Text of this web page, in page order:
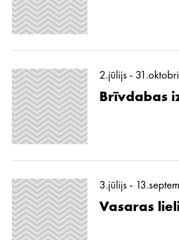
2.jūlijs -
Brīvdabas
3.jūlijs -
Vasaras